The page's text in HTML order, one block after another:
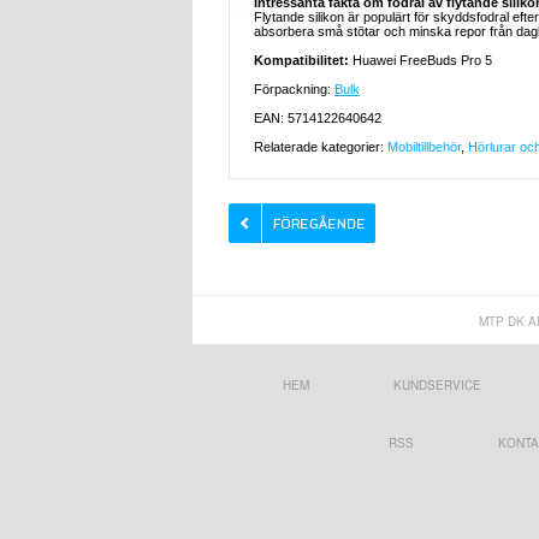
Flytande silikon är populärt för skyddsfodral
absorbera små stötar och minska repor från
Kompatibilitet: Huawei FreeBuds Pro 5
Förpackning: Bulk
EAN: 5714122640642
Relaterade kategorier: Mobiltillbehör, Hörlurar
MTP DK
HEM KUNDSERVICE
RSS